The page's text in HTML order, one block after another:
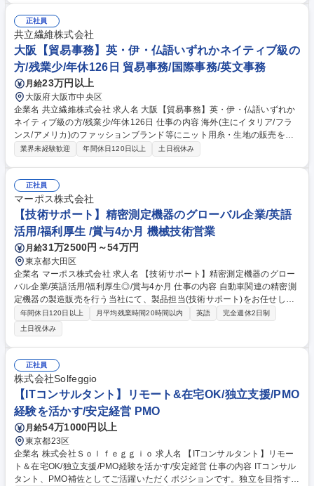
理店に対する自社製品のプレゼン＆問い合わせ回答■代理店への販促推進/
新規顧客開拓、国内外展示会の企画・運営、顧客アテンド■海外子会社
（中国／韓国／インド／米国／カナダ／英国／ドイツ／イタリア）の本社
における連携コーディネーター業務■製品の改善提案や新製品開発の立案
(社内技術者と連携) ※輸入部の業務内容は下方参照 募集職種 【千代田
区】国際事業部◇世界80か国以上展開◇家具建築金物/国内トップクラス
正社員
共立繊維株式会社
大阪【貿易事務】英・伊・仏語いずれかネイティブ級の
方/残業少/年休126日 貿易事務/国際事務/英文事務
月給23万円以上
大阪府大阪市中央区
企業名 共立繊維株式会社 求人名 大阪【貿易事務】英・伊・仏語いずれか
ネイティブ級の方/残業少/年休126日 仕事の内容 海外(主にイタリア/フラ
ンス/アメリカ)のファッションブランド等にニット用糸・生地の販売をす
る当社で受発注・納期調整や請求書作成など貿易事務を担当。直接取引の
入力、請求書発行、入金処理業務等。 海外お客様とのメール、電話での応
対、国内加工場、仕入先とのメール、電話、FAX応対業務 【当社の特徴】
小口の注文に対し、高い語学力とスピード感を持って柔軟に応えること
で、たくさんの国の顧客から信頼され・選ばれています。今後も海外販売
拡充の為、重要なポジションになります。 募集職種 大阪【貿易事務】
英・伊・仏語いずれかネイティブ級の方/残業少/年休126日
業界未経験歓迎 年間休日120日以上 土日祝休み
正社員
マーポス株式会社
【技術サポート】精密測定機器のグローバル企業/英語
活用/福利厚生 /賞与4か月 機械技術営業
月給31万2500円～54万円
東京都大田区
企業名 マーポス株式会社 求人名 【技術サポート】精密測定機器のグロー
バル企業/英語活用/福利厚生◎/賞与4か月 仕事の内容 自動車関連の精密測
定機器の製造販売を行う当社にて、製品担当(技術サポート)をお任せしま
す。イタリア本社や海外拠点と連携し、国内営業への技術支援や製品マー
ケティングを推進するポジションです。 【具体的には】 ■TESTAR製品群
の国内プロダクト担当として戦略立案・推進 ■イタリア本社・海外拠点と
の技術的協議、国内営業への情報展開・教育 ■営業部からの技術問合せ対
応、見積作成支援 ■展示会の企画・運営・説明員対応などマーケティング
活動 ※英語力を活かし、グローバルな技術の架け橋として活躍いただきま
す。 募集職種 【技術サポート】精密測定機器のグローバル企業/英語活用/
福利厚生◎/賞与4か月
年間休日120日以上 月平均残業時間20時間以内 英語
完全週休2日制
土日祝休み
正社員
株式会社Solfeggio
【ITコンサルタント】リモート&在宅OK/独立支援/PMO
経験を活かす/安定経営 PMO
月給54万1000円以上
東京都23区
企業名 株式会社Ｓｏｌｆｅｇｇｉｏ 求人名 【ITコンサルタント】リモー
ト＆在宅OK/独立支援/PMO経験を活かす/安定経営 仕事の内容 ITコンサル
タント、PMO補佐としてご活躍いただくポジションです。独立を目指す社